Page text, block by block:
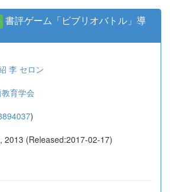
書評ゲーム「ビブリオバトル」導
李 セロン
育学会
)
2013 (Released:2017-02-17)